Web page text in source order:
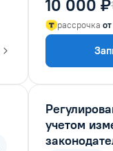
10 000 ₽
рассрочка
учетом